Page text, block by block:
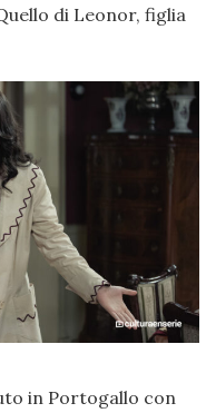
di Leonor, figlia
in Portogallo con